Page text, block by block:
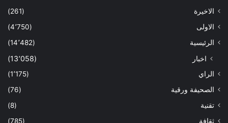
الاخيرة
(261)
الاولى
(4٬750)
الرئيسية
(14٬482)
اخبار (13٬058)
الراي
(1٬175)
الصحيفة ورقية
(76)
تقنية
(8)
ثقافة
(785)